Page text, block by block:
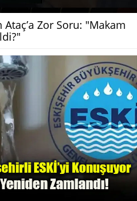
Zor Soru: "Makam